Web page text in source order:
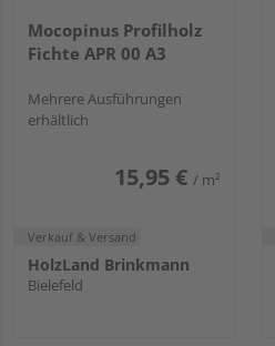
Mocopinus Profilholz
Fichte APR 00 A3
Mehrere Ausführungen
erhältlich
15,95 € / m²
Verkauf & Versand
HolzLand Brinkmann
Bielefeld